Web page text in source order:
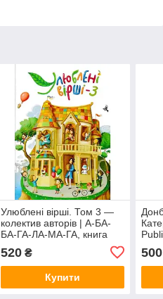
Улюблені вірші. Том 3 —
колектив авторів | А-БА-
БА-ГА-ЛА-МА-ГА, книга
українською, нова, тверда
520₴
Купити
500